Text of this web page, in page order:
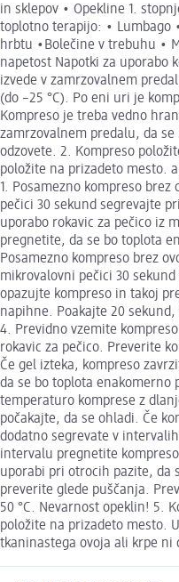
in sklepov • Opekline 1.
toplotno terapijo: • Lumbago
hrbtu •Bolečine v trebuhu •
napetost Napotki za uporabo
izvede v zamrzovalnem
(do –25 °C). Po eni uri je
Kompreso je treba vedno
zamrzovalnem predalu, da
odzovete. 2. Kompreso
položite na prizadeto mesto.
1. Posamezno kompreso
pečici 30 sekund segrevajte
uporabo rokavic za pečico iz
pregnetite, da se bo toplota
Posamezno kompreso brez
mikrovalovni pečici 30
opazujte kompreso in takoj
napihne. Poakajte 20
4. Previdno vzemite
rokavic za pečico. Preverite
Če gel izteka, kompreso
da se bo toplota enakomerno
temperaturo komprese z
počakajte, da se ohladi. Če
dodatno segrevate v
intervalu pregnetite
uporabi pri otrocih pazite, da
preverite glede puščanja.
50 °C. Nevarnost opeklin! 5.
položite na prizadeto mesto.
tkaninastega ovoja ali krpe ni